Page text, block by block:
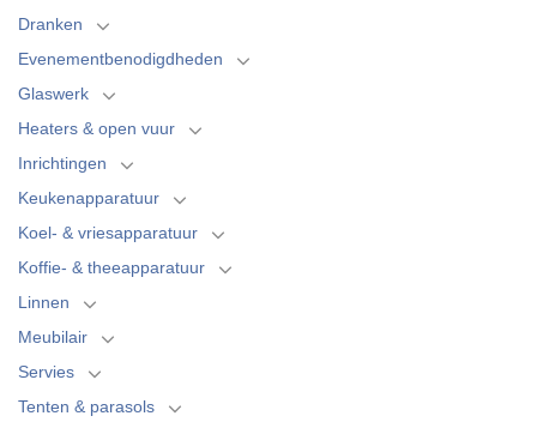
Dranken
Evenementbenodigdheden
Glaswerk
Heaters & open vuur
Inrichtingen
Keukenapparatuur
Koel- & vriesapparatuur
Koffie- & theeapparatuur
Linnen
Meubilair
Servies
Tenten & parasols